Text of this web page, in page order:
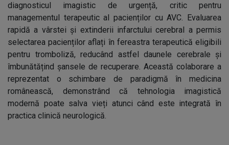
diagnosticul imagistic de urgență, critic pentru
managementul terapeutic al pacienților cu AVC. Evaluarea
rapidă a vârstei și extinderii infarctului cerebral a permis
selectarea pacienților aflați în fereastra terapeutică eligibili
pentru tromboliză, reducând astfel daunele cerebrale și
îmbunătățind șansele de recuperare. Această colaborare a
reprezentat o schimbare de paradigmă în medicina
românească, demonstrând că tehnologia imagistică
modernă poate salva vieți atunci când este integrată în
practica clinică neurologică.